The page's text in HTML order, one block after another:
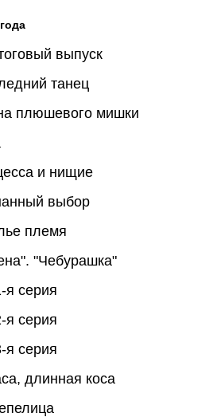
выпуск
танец
плюшевого мишки
и нищие
выбор
племя
"Чебурашка"
я серия
я серия
я серия
длинная коса